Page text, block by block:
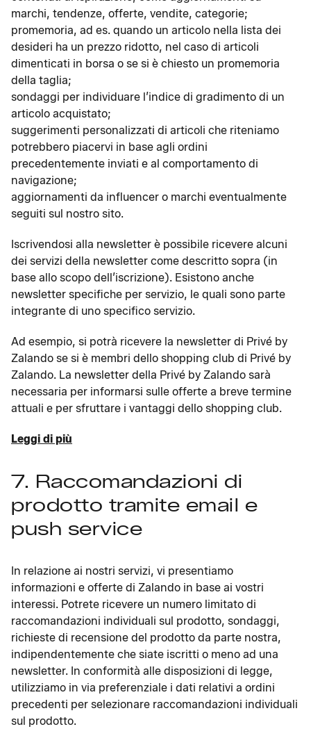
marchi, tendenze, offerte, vendite, categorie;
promemoria, ad es. quando un articolo nella lista dei
desideri ha un prezzo ridotto, nel caso di articoli
dimenticati in borsa o se si è chiesto un promemoria
della taglia;
sondaggi per individuare l’indice di gradimento di un
articolo acquistato;
suggerimenti personalizzati di articoli che riteniamo
potrebbero piacervi in base agli ordini
precedentemente inviati e al comportamento di
navigazione;
aggiornamenti da influencer o marchi eventualmente
seguiti sul nostro sito.
Iscrivendosi alla newsletter è possibile ricevere alcuni
dei servizi della newsletter come descritto sopra (in
base allo scopo dell’iscrizione). Esistono anche
newsletter specifiche per servizio, le quali sono parte
integrante di uno specifico servizio.
Ad esempio, si potrà ricevere la newsletter di Privé by
Zalando se si è membri dello shopping club di Privé by
Zalando. La newsletter della Privé by Zalando sarà
necessaria per informarsi sulle offerte a breve termine
attuali e per sfruttare i vantaggi dello shopping club.
Leggi di più
7. Raccomandazioni di
prodotto tramite email e
push service
In relazione ai nostri servizi, vi presentiamo
informazioni e offerte di Zalando in base ai vostri
interessi. Potrete ricevere un numero limitato di
raccomandazioni individuali sul prodotto, sondaggi,
richieste di recensione del prodotto da parte nostra,
indipendentemente che siate iscritti o meno ad una
newsletter. In conformità alle disposizioni di legge,
utilizziamo in via preferenziale i dati relativi a ordini
precedenti per selezionare raccomandazioni individuali
sul prodotto.